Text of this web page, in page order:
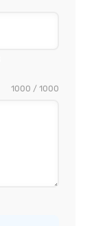
1000 / 1000